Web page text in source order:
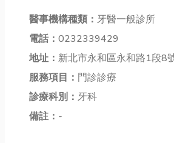
醫事機構種類： 牙醫一般診所
電話： 0232339429
地址： 新北市永和區永和路1段8
服務項目： 門診診療
診療科別： 牙科
備註： -